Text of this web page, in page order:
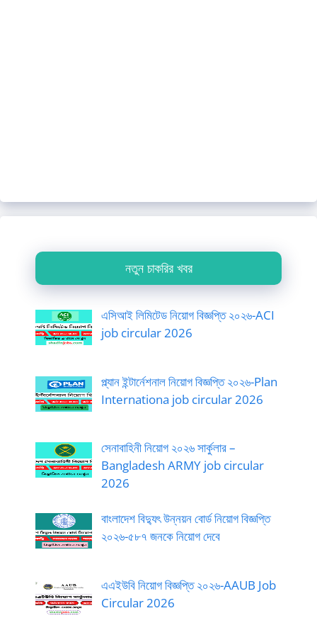
নতুন চাকরির খবর
এসিআই লিমিটেড নিয়োগ বিজ্ঞপ্তি ২০২৬-ACI
job circular 2026
প্ল্যান ইন্টার্নেশনাল নিয়োগ বিজ্ঞপ্তি ২০২৬-Plan
Internationa job circular 2026
সেনাবাহিনী নিয়োগ ২০২৬ সার্কুলার –
Bangladesh ARMY job circular
2026
বাংলাদেশ বিদ্যুৎ উন্নয়ন বোর্ড নিয়োগ বিজ্ঞপ্তি
২০২৬-৫৮৭ জনকে নিয়োগ দেবে
এএইউবি নিয়োগ বিজ্ঞপ্তি ২০২৬-AAUB Job
Circular 2026